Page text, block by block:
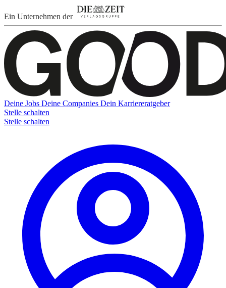
Ein Unternehmen der
Deine Jobs Deine Companies Dein Karriereratgeber
Stelle schalten
Stelle schalten